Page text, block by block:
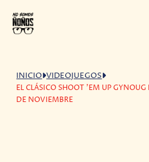
INICIO VIDEOJUEGOS
EL CLÁSICO SHOOT 'EM UP GYNOUG
DE NOVIEMBRE